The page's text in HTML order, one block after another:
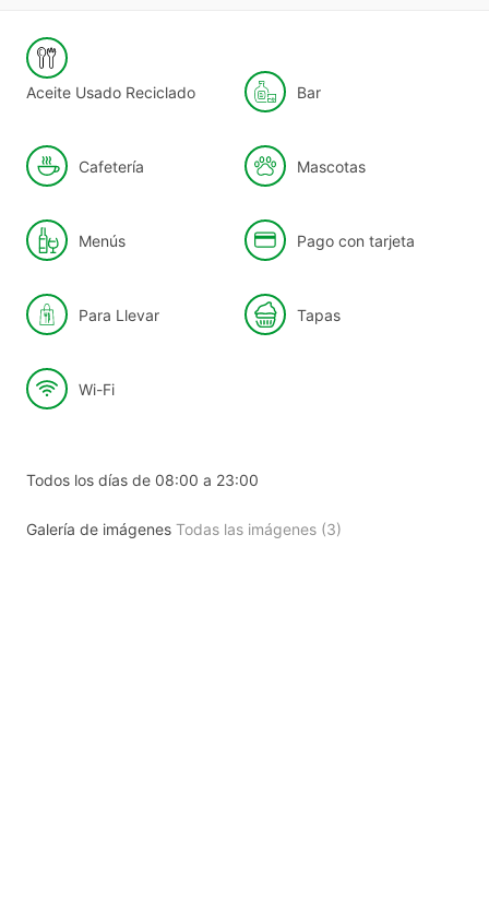
Aceite Usado Reciclado Bar
Cafetería Mascotas
Menús Pago con tarjeta
Para Llevar Tapas
Wi-Fi
Todos los días de 08:00 a 23:00
Galería de imágenes Todas las imágenes (3)